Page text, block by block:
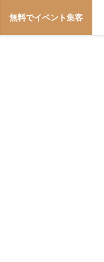
無料でイベント集客